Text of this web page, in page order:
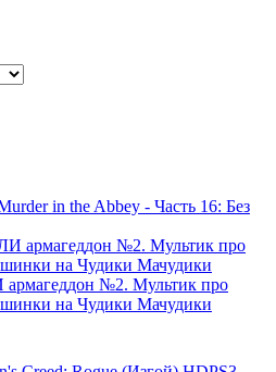
in the Abbey - Часть 16: Без
№2. Мультик про
на Чудики Мачудики